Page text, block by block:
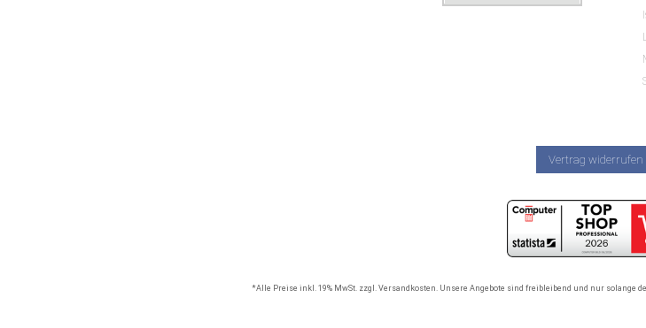
Vertrag widerrufen
*Alle Preise inkl. 19% MwSt. zzgl. Versandkosten. Unsere Angebote sind freibleibend und nur